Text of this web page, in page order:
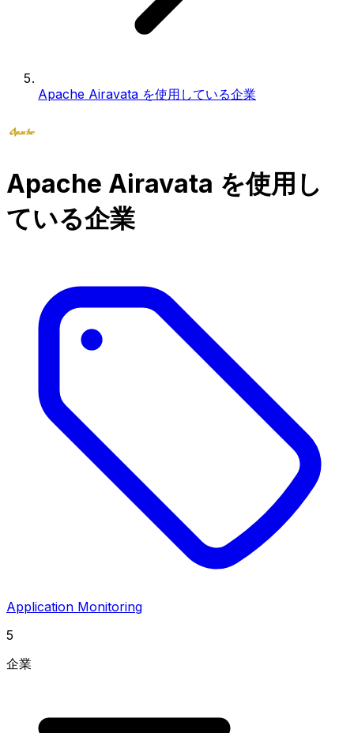
Apache Airavata を使用している企業
Apache Airavata を使用し
ている企業
Application Monitoring
5
企業